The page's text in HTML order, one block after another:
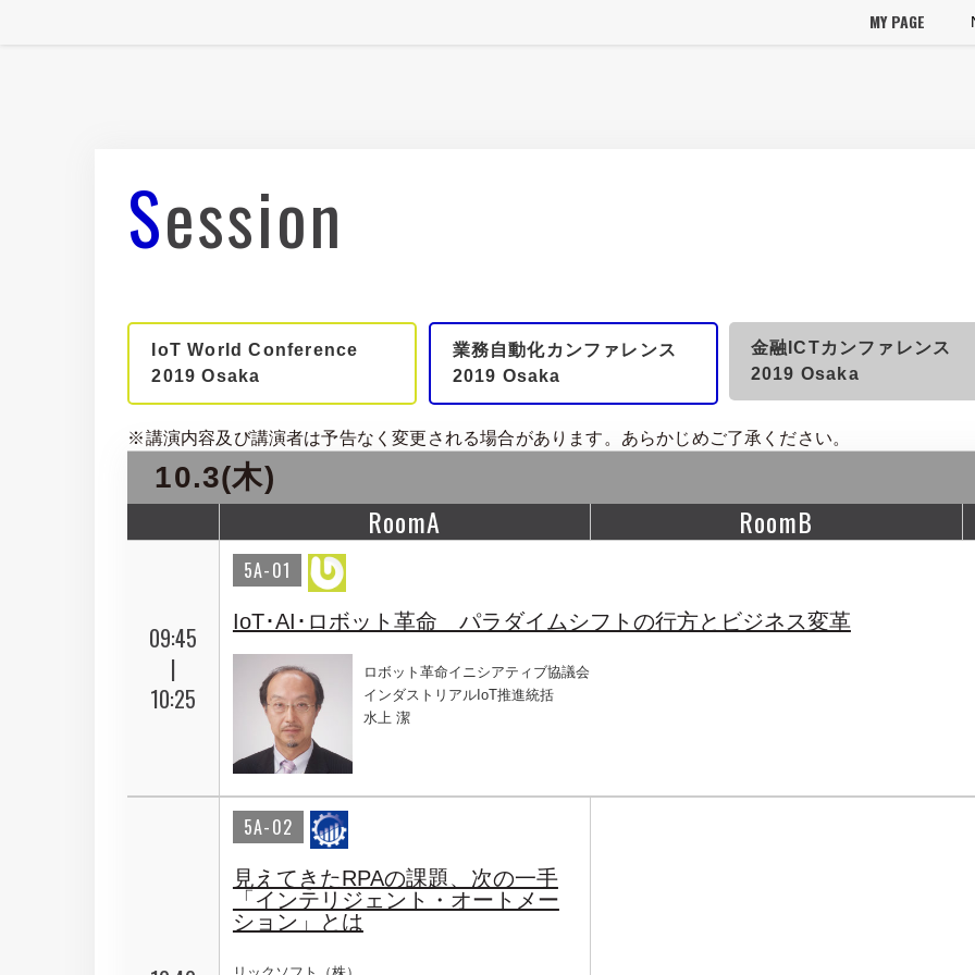
MY PAGE
Session
IoT World Conference
2019 Osaka
業務自動化カンファレンス
2019 Osaka
金融ICTカンファレンス
2019 Osaka
※講演内容及び講演者は予告なく変更される場合があります。あらかじめご了承ください。
10.3(木)
RoomA RoomB
09:45
|
10:25
5A-01
IoT･AI･ロボット革命 パラダイムシフトの行方とビジネス変革
ロボット革命イニシアティブ協議会
インダストリアルIoT推進統括
水上 潔
5A-02
見えてきたRPAの課題、次の一手
「インテリジェント・オートメー
ション」とは